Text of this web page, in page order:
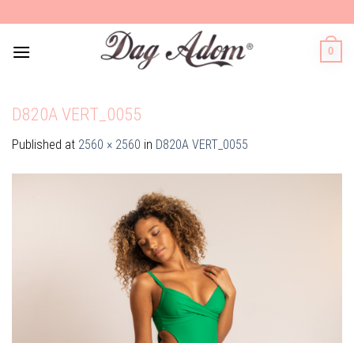
to
content
0
D820A VERT_0055
Published at 2560 × 2560 in D820A VERT_0055